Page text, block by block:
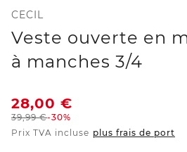
CECIL
Veste ouverte en
à manches 3/4
28,00 €
39,99€-30%
Prix TVA incluse plus frais de port